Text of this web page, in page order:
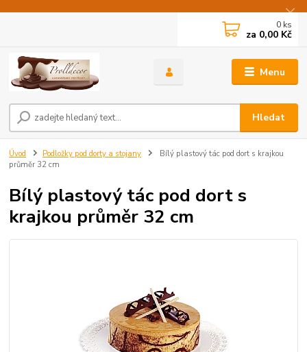
Menu
Hledat
0 ks
za 0,00 Kč
Úvod Podložky pod dorty a stojany
Bílý plastový tác pod dort s krajkou
průměr 32 cm
Bílý plastový tác pod dort s
krajkou průměr 32 cm